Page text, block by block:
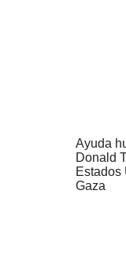
Ayuda
Donald
Estados
Gaza